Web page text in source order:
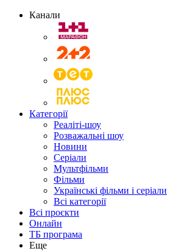
Канали
Категорії
Реаліті-шоу
Розважальні шоу
Новини
Серіали
Мультфільми
Фільми
Українські фільми і серіали
Всі категорії
Всі проєкти
Онлайн
ТБ програма
Еще